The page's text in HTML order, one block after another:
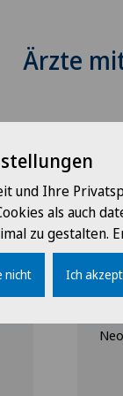
Ärzte
und Ihre
als auch
zu gestalten.
nicht Ich